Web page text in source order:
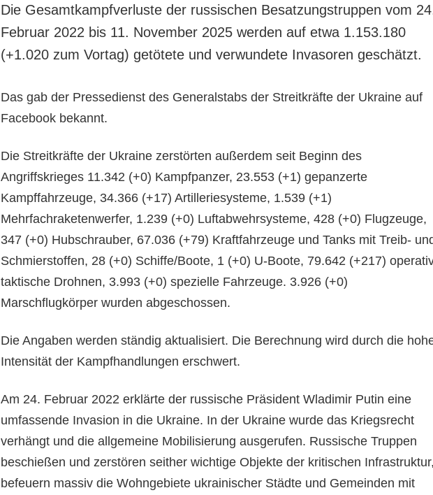
Die Gesamtkampfverluste der russischen Besatzungstruppen vom
Februar 2022 bis 11. November 2025 werden auf etwa 1.153.180
(+1.020 zum Vortag) getötete und verwundete Invasoren geschätzt.
Das gab der Pressedienst des Generalstabs der Streitkräfte der Ukraine auf
Facebook bekannt.
Die Streitkräfte der Ukraine zerstörten außerdem seit Beginn des
Angriffskrieges 11.342 (+0) Kampfpanzer, 23.553 (+1) gepanzerte
Kampffahrzeuge, 34.366 (+17) Artilleriesysteme, 1.539 (+1)
Mehrfachraketenwerfer, 1.239 (+0) Luftabwehrsysteme, 428 (+0) Flugzeuge,
347 (+0) Hubschrauber, 67.036 (+79) Kraftfahrzeuge und Tanks mit Treib-
Schmierstoffen, 28 (+0) Schiffe/Boote, 1 (+0) U-Boote, 79.642 (+217)
taktische Drohnen, 3.993 (+0) spezielle Fahrzeuge. 3.926 (+0)
Marschflugkörper wurden abgeschossen.
Die Angaben werden ständig aktualisiert. Die Berechnung wird durch die
Intensität der Kampfhandlungen erschwert.
Am 24. Februar 2022 erklärte der russische Präsident Wladimir Putin eine
umfassende Invasion in die Ukraine. In der Ukraine wurde das Kriegsrecht
verhängt und die allgemeine Mobilisierung ausgerufen. Russische Truppen
beschießen und zerstören seither wichtige Objekte der kritischen
befeuern massiv die Wohngebiete ukrainischer Städte und Gemeinden mit